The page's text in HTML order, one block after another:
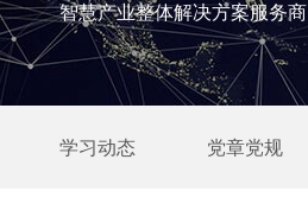
智慧产业整体解决方案服务商
学习动态 党章党规